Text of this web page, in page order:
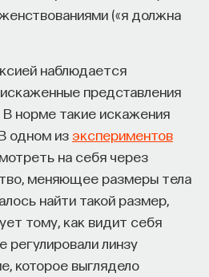
(«я должна
наблюдается
представления
норме такие искажения
одном изэкспериментов
на себя через
меняющее размеры тела
найти такой размер,
тому, как видит себя
регулировали линзу
которое выглядело